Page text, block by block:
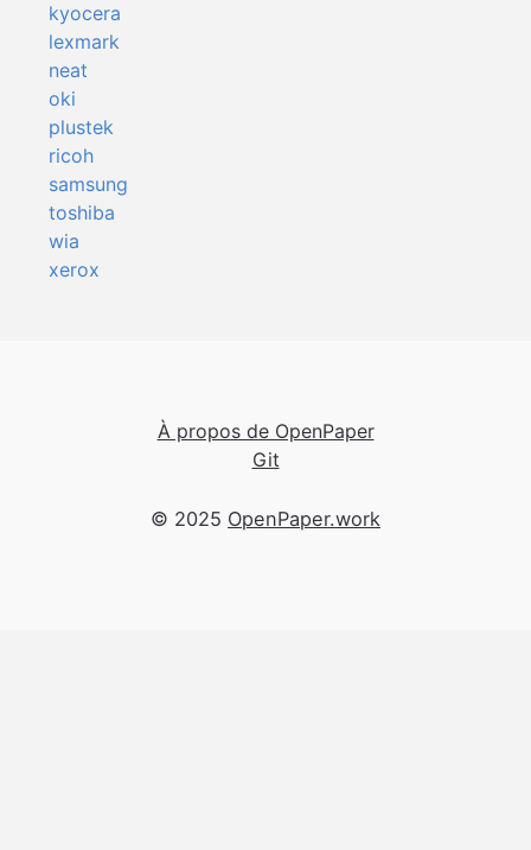
kyocera
lexmark
neat
oki
plustek
ricoh
samsung
toshiba
wia
xerox
À propos de OpenPaper
Git
© 2025 OpenPaper.work